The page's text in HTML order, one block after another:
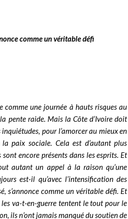
comme un véritable défi
comme une journée à hauts risques au
pente raide. Mais la Côte d’Ivoire doit
pour l’amorcer au mieux en
paix sociale. Cela est d’autant plus
encore présents dans les esprits. Et
autant un appel à la raison qu’une
est-il qu’avec l’intensification des
s’annonce comme un véritable défi. Et
les va-t-en-guerre tentent le tout pour le
ils n’ont jamais manqué du soutien de